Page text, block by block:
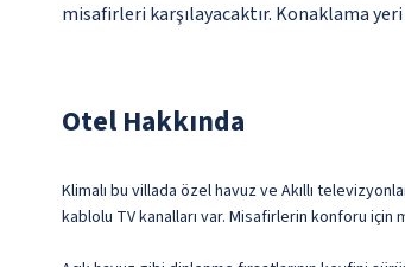
misafirleri karşılayacaktır. Konaklama
Otel Hakkında
Klimalı bu villada özel havuz ve Akıllı
kablolu TV kanalları var. Misafirlerin konforu